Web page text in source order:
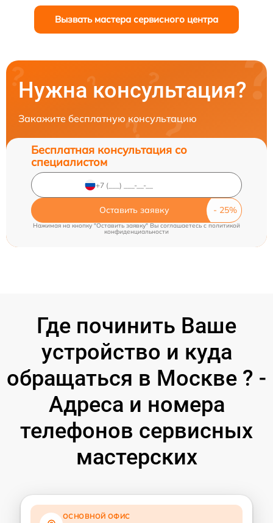
Вызвать мастера сервисного центра
Нужна консультация?
Закажите бесплатную консультацию
Бесплатная консультация со
специалистом
Оставить заявку
Нажимая на кнопку "Оставить заявку" Вы соглашаетесь cполитикой
конфиденциальности
Где починить Ваше
устройство и куда
обращаться в Москве ? -
Адреса и номера
телефонов сервисных
мастерских
ОСНОВНОЙ ОФИС